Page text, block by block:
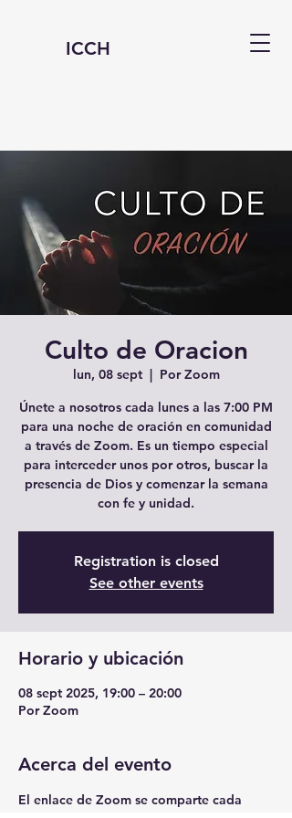
ICCH
Culto de Oracion
lun, 08 sept
  |
Por Zoom
Únete a nosotros cada lunes a las 7:00 PM
para una noche de oración en comunidad
a través de Zoom. Es un tiempo especial
para interceder unos por otros, buscar la
presencia de Dios y comenzar la semana
con fe y unidad.
Registration is closed
See other events
Horario y ubicación
08 sept 2025, 19:00 – 20:00
Por Zoom
Acerca del evento
El enlace de Zoom se comparte cada